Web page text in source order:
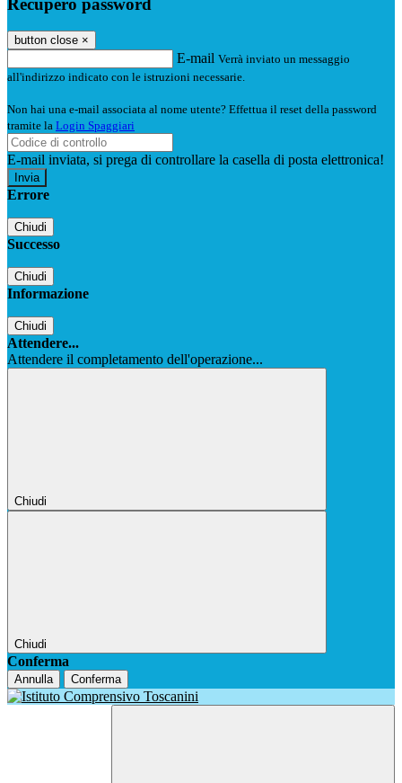
button close ×
E-mail Verrà inviato un messaggio
all'indirizzo indicato con le istruzioni necessarie.
Non hai una e-mail associata al nome utente? Effettua il reset della password
tramite la Login Spaggiari
E-mail inviata, si prega di controllare la casella di posta elettronica!
Errore
Chiudi
Successo
Chiudi
Informazione
Chiudi
Attendere...
Attendere il completamento dell'operazione...
Chiudi
Chiudi
Conferma
Annulla Conferma